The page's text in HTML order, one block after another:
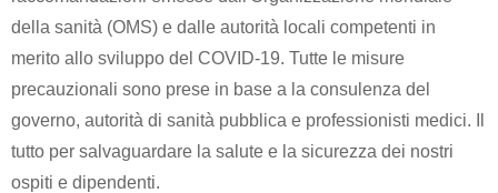
della sanità (OMS) e dalle autorità locali competenti in
merito allo sviluppo del COVID-19. Tutte le misure
precauzionali sono prese in base a la consulenza del
governo, autorità di sanità pubblica e professionisti medici. Il
tutto per salvaguardare la salute e la sicurezza dei nostri
ospiti e dipendenti.